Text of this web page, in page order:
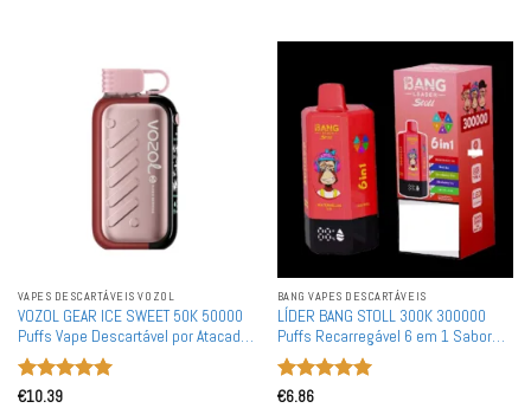
VAPES DESCARTÁVEIS ​​VOZOL
VOZOL GEAR ICE SWEET 50K 50000
Puffs Vape Descartável por Atacado
Compra em Massa Armazém
Europeu
Avaliação
€10.39
BANG VAPES DESCARTÁVEIS
LÍDER BANG STOLL 300K 300000
Puffs Recarregável 6 em 1 Sabor
Vape Descartável Atacado Compra
em Massa Malha Dupla
Avaliação
€6.86